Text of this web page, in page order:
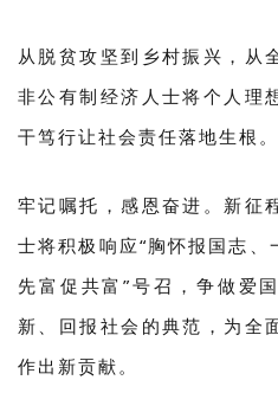
从脱贫攻坚到乡村振兴，从
非公有制经济人士将个人理
干笃行让社会责任落地生根。
牢记嘱托，感恩奋进。新征
士将积极响应“胸怀报国志、
先富促共富”号召，争做爱
新、回报社会的典范，为全
作出新贡献。